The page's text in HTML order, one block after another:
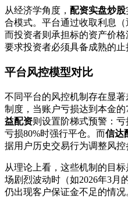
从经济学角度， 配资实盘炒股
合模式。平台通过收取利息（
而投资者则承担标的资产价
要求投资者必须具备成熟的止
平台风控模型对比
不同平台的风控机制存在显著
制度，当账户亏损达到本金的
益配资则设置阶梯式预警：亏
亏损80%时强行平仓。而信达
据用户历史交易行为调整风控
从理论上看，这些机制的目
场剧烈波动时（如2026年3月
仍出现客户保证金不足的情